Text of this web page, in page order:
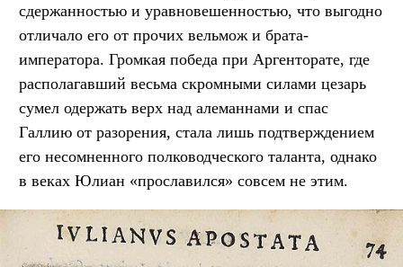
сдержанностью и уравновешенностью, что выгодно
отличало его от прочих вельмож и брата-
императора. Громкая победа при Аргенторате, где
располагавший весьма скромными силами цезарь
сумел одержать верх над алеманнами и спас
Галлию от разорения, стала лишь подтверждением
его несомненного полководческого таланта, однако
в веках Юлиан «прославился» совсем не этим.